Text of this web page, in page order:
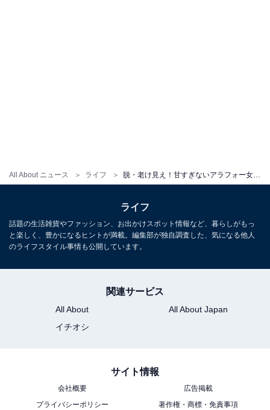
All About ニュース ライフ
人にぴったりのアイテム。すとんと落ちるラインがキレ
イで、トップスからつながるようなトレンドのワントー
ライフ
話題の生活雑貨やファッション、お出かけスポット情報など、暮らしがもっ
と楽しく、豊かになるヒントが満載。編集部が独自調査した、気になる他人
のライフスタイル事情も公開しています。
関連サービス
All About
All About Japan
イチオシ
サイト情報
会社概要
広告掲載
プライバシーポリシー
著作権・商標・免責事項